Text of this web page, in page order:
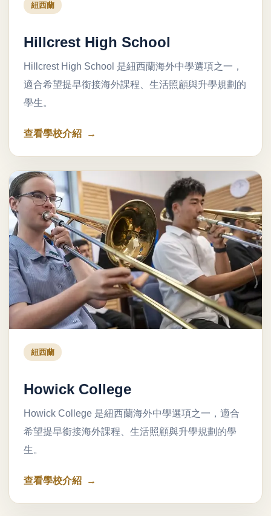
紐西蘭
Hillcrest High School
Hillcrest High School 是紐西蘭海外中學選項之一，
適合希望提早銜接海外課程、生活照顧與升學規劃的
學生。
查看學校介紹
紐西蘭
Howick College
Howick College 是紐西蘭海外中學選項之一，適合
希望提早銜接海外課程、生活照顧與升學規劃的學
生。
查看學校介紹